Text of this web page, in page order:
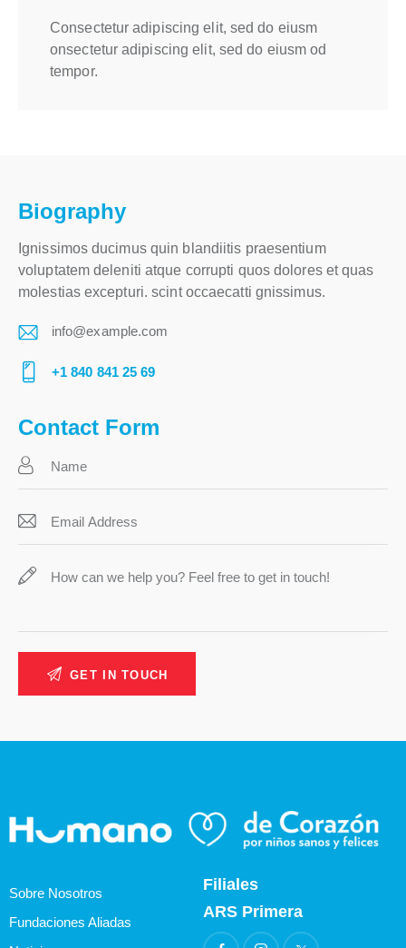
Consectetur adipiscing elit, sed do eiusm
onsectetur adipiscing elit, sed do eiusm od
tempor.
Biography
Ignissimos ducimus quin blandiitis praesentium
voluptatem deleniti atque corrupti quos dolores et quas
molestias excepturi. scint occaecatti gnissimus.
E-
m
info@example.com
on
e:
+1 840 841 25 69
Contact Form
Sobre Nosotros
Fundaciones Aliadas
Filiales
ARS Primera